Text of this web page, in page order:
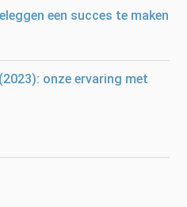
een succes te maken
onze ervaring met